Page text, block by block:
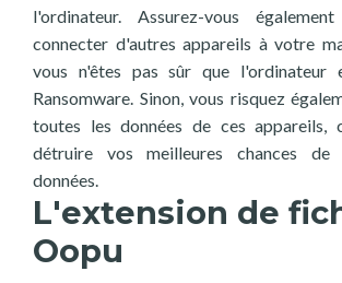
l'ordinateur. Assurez-vous
connecter d'autres appareils à votre
vous n'êtes pas sûr que l'ordinateur
Ransomware. Sinon, vous risquez
toutes les données de ces appareils,
détruire vos meilleures chances de
données.
L'extension de
Oopu